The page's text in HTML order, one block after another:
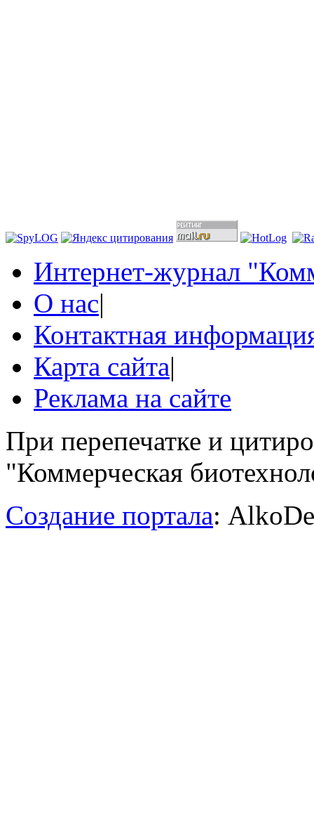
Интернет-журнал
О нас|
Контактная
Карта сайта|
Реклама на сайте
При перепечатке и
"Коммерческая
Создание портала: